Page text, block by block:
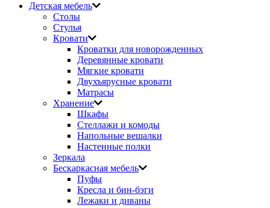
Детская мебель
Столы
Стулья
Кровати
Кроватки для новорожденных
Деревянные кровати
Мягкие кровати
Двухъярусные кровати
Матрасы
Хранение
Шкафы
Стеллажи и комоды
Напольные вешалки
Настенные полки
Зеркала
Бескаркасная мебель
Пуфы
Кресла и бин-бэги
Лежаки и диваны